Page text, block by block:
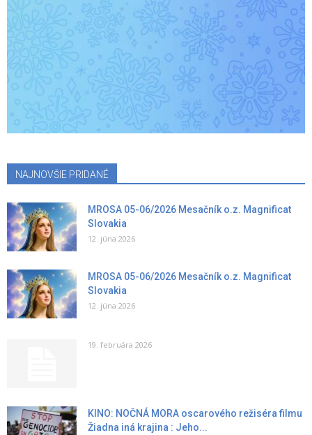
NAJNOVŠIE PRIDANÉ
MROSA 05-06/2026 Mesačník o.z. Magnificat
Slovakia
12. júna 2026
MROSA 05-06/2026 Mesačník o.z. Magnificat
Slovakia
12. júna 2026
19. februára 2026
KINO: NOČNÁ MORA oscarového režiséra filmu
Žiadna iná krajina : Jeho...